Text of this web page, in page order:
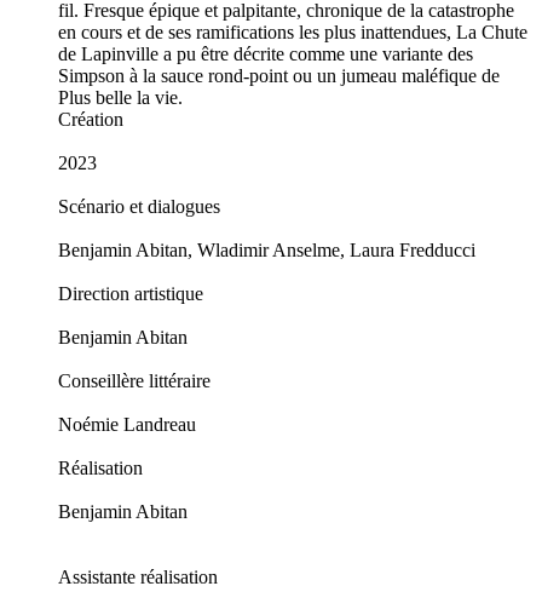
fil. Fresque épique et palpitante, chronique de la catastrophe
en cours et de ses ramifications les plus inattendues, La Chute
de Lapinville a pu être décrite comme une variante des
Simpson à la sauce rond-point ou un jumeau maléfique de
Plus belle la vie.
Création
2023
Scénario et dialogues
Benjamin Abitan, Wladimir Anselme, Laura Fredducci
Direction artistique
Benjamin Abitan
Conseillère littéraire
Noémie Landreau
Réalisation
Benjamin Abitan
Assistante réalisation